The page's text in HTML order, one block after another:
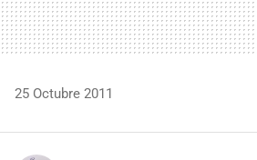
25 Octubre 2011